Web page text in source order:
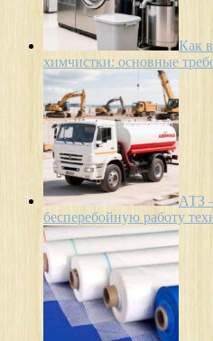
Как
химчистки: основные
АТЗ
бесперебойную работу